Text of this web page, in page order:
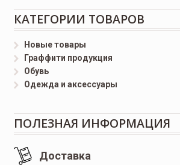
КАТЕГОРИИ ТОВАРОВ
Новые товары
Граффити продукция
Обувь
Одежда и аксессуары
ПОЛЕЗНАЯ ИНФОРМАЦИЯ
Доставка